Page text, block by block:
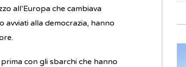
all’Europa che cambiava
avviati alla democrazia, hanno
con gli sbarchi che hanno